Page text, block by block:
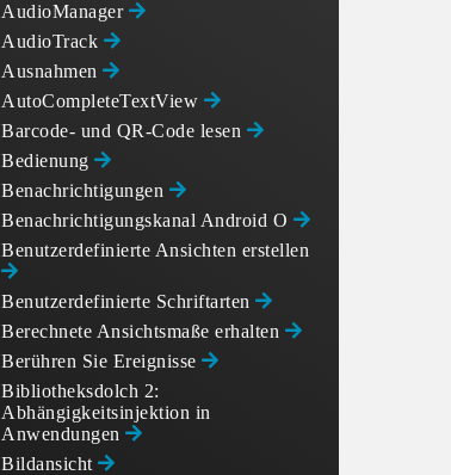
AudioManager
AudioTrack
Ausnahmen
AutoCompleteTextView
Barcode- und QR-Code lesen
Bedienung
Benachrichtigungen
Benachrichtigungskanal Android O
Benutzerdefinierte Ansichten erstellen
Benutzerdefinierte Schriftarten
Berechnete Ansichtsmaße erhalten
Berühren Sie Ereignisse
Bibliotheksdolch 2:
Abhängigkeitsinjektion in
Anwendungen
Bildansicht